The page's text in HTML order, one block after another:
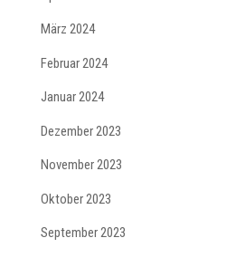
März 2024
Februar 2024
Januar 2024
Dezember 2023
November 2023
Oktober 2023
September 2023